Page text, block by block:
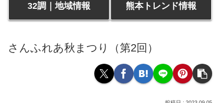
32調｜地域情報 熊本トレンド情報
さんふれあ秋まつり（第2回）